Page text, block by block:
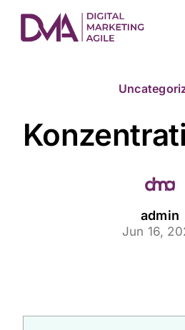
content
admin
Jun 16,